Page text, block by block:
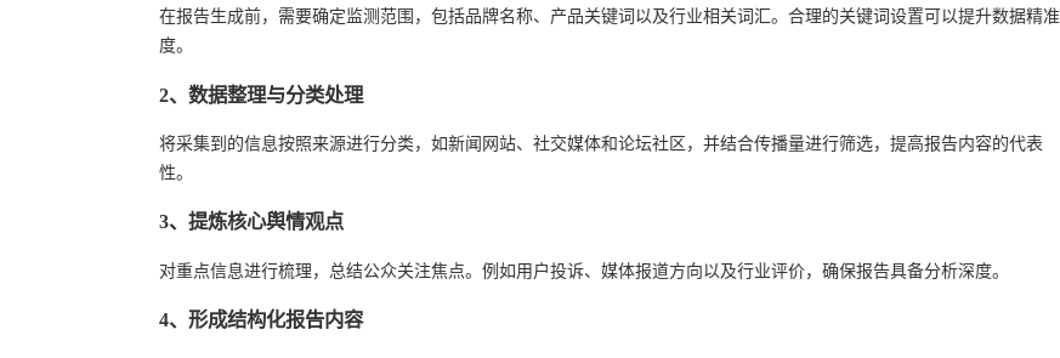
在报告生成前，需要确定监测范围，包括品牌名称、产品关键词以及行业相关词汇。合理的关键词设置可以提升数据精准
度。
2、数据整理与分类处理
将采集到的信息按照来源进行分类，如新闻网站、社交媒体和论坛社区，并结合传播量进行筛选，提高报告内容的代表
性。
3、提炼核心舆情观点
对重点信息进行梳理，总结公众关注焦点。例如用户投诉、媒体报道方向以及行业评价，确保报告具备分析深度。
4、形成结构化报告内容